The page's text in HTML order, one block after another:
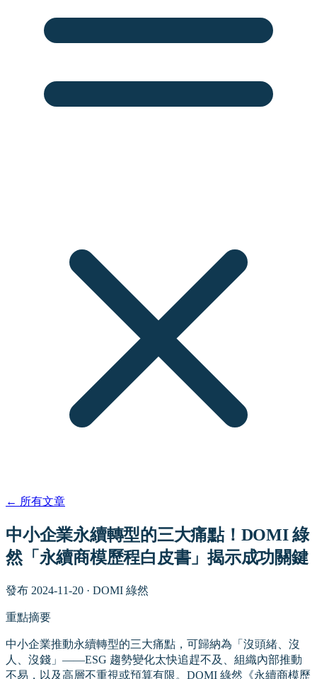
← 所有文章
中小企業永續轉型的三大痛點！DOMI 綠
然「永續商模歷程白皮書」揭示成功關鍵
發布 2024-11-20 · DOMI 綠然
重點摘要
中小企業推動永續轉型的三大痛點，可歸納為「沒頭緒、沒
人、沒錢」——ESG 趨勢變化太快追趕不及、組織內部推動
不易，以及高層不重視或預算有限。DOMI 綠然《永續商模歷